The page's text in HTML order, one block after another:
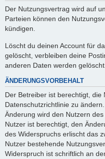
Der Nutzungsvertrag wird auf
Parteien können den
kündigen.
Löscht du deinen Account für
gelöscht, verbleiben deine
anderen Daten werden gelöscht.
ÄNDERUNGSVORBEHALT
Der Betreiber ist berechtigt,
Datenschutzrichtlinie zu
Änderung wird den Nutzern
Nutzer ist berechtigt, den
des Widerspruchs erlischt das
Nutzer bestehende
Widerspruch ist schriftlich an